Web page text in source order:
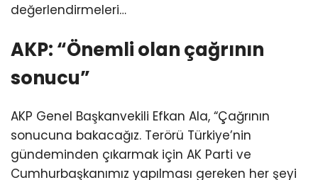
değerlendirmeleri…
AKP: “Önemli olan çağrının
sonucu”
AKP Genel Başkanvekili Efkan Ala, “Çağrının
sonucuna bakacağız. Terörü Türkiye’nin
gündeminden çıkarmak için AK Parti ve
Cumhurbaşkanımız yapılması gereken her şeyi